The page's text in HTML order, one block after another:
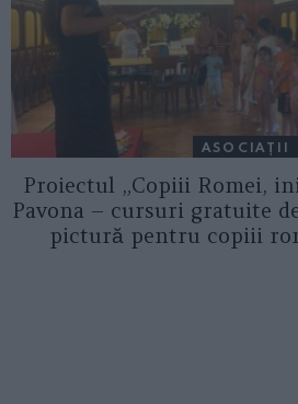
ASOCIAŢII
Proiectul „Copiii Romei,
Pavona – cursuri gratuite
pictură pentru copiii